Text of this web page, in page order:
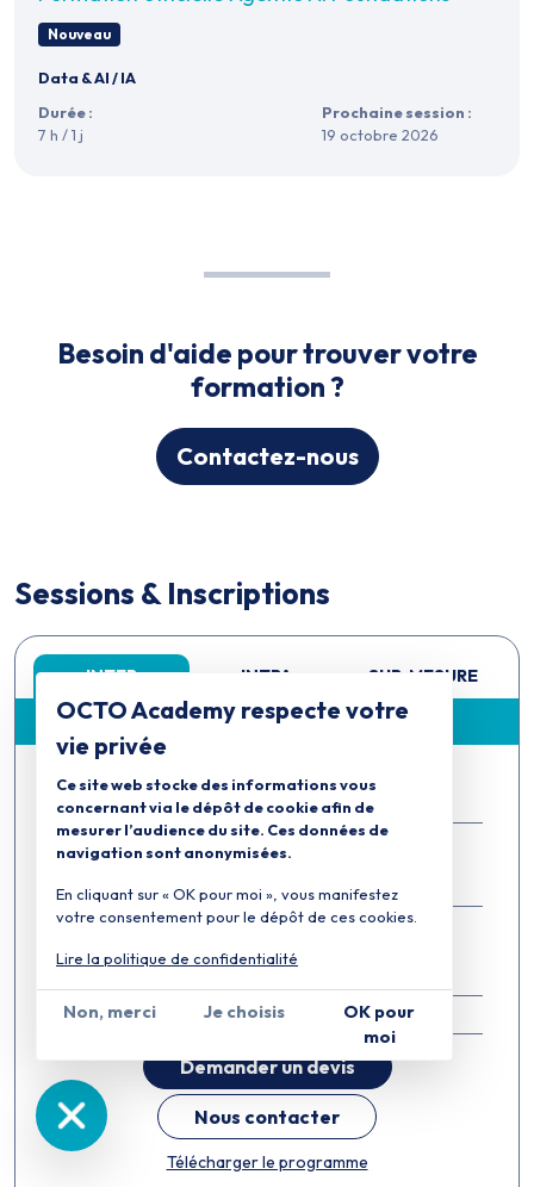
Nouveau
Data & AI/IA
Durée :
7 h / 1 j
Prochaine session :
19 octobre 2026
Besoin d'aide pour trouver votre
formation ?
Contactez-nous
Sessions & Inscriptions
INTER INTRA SUR-MESURE
Session partagée avec d'autres organisations
Prochaines sessions
du 22 au 25/09/2026
Distanciel
165,00 €
/ tentative
du 24 au 27/11/2026
2 900,00 €HT
Certification en option
Durée 28 h / 4 j
Demander un devis
Nous contacter
Télécharger le programme
OCTO Academy respecte votre
vie privée
Ce site web stocke des informations vous
concernant via le dépôt de cookie afin de
mesurer l’audience du site. Ces données de
navigation sont anonymisées.
En cliquant sur « OK pour moi », vous manifestez
votre consentement pour le dépôt de ces cookies.
Lire la politique de confidentialité
Non, merci Je choisis
OK pour
moi